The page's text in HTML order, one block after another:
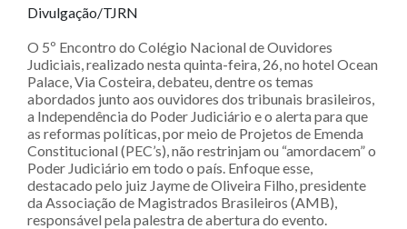
Divulgação/TJRN
O 5º Encontro do Colégio Nacional de Ouvidores
Judiciais, realizado nesta quinta-feira, 26, no hotel Ocean
Palace, Via Costeira, debateu, dentre os temas
abordados junto aos ouvidores dos tribunais brasileiros,
a Independência do Poder Judiciário e o alerta para que
as reformas políticas, por meio de Projetos de Emenda
Constitucional (PEC’s), não restrinjam ou “amordacem” o
Poder Judiciário em todo o país. Enfoque esse,
destacado pelo juiz Jayme de Oliveira Filho, presidente
da Associação de Magistrados Brasileiros (AMB),
responsável pela palestra de abertura do evento.